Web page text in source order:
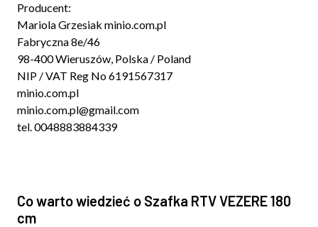
Producent:
Mariola Grzesiak minio.com.pl
Fabryczna 8e/46
98-400 Wieruszów, Polska / Poland
NIP / VAT Reg No 6191567317
minio.com.pl
minio.com.pl@gmail.com
tel. 0048883884339
Co warto wiedzieć o Szafka RTV VEZERE 180
cm